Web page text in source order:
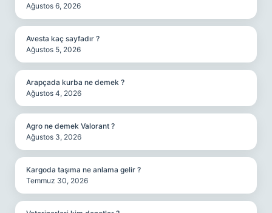
Ağustos 6, 2026
Avesta kaç sayfadır ?
Ağustos 5, 2026
Arapçada kurba ne demek ?
Ağustos 4, 2026
Agro ne demek Valorant ?
Ağustos 3, 2026
Kargoda taşıma ne anlama gelir ?
Temmuz 30, 2026